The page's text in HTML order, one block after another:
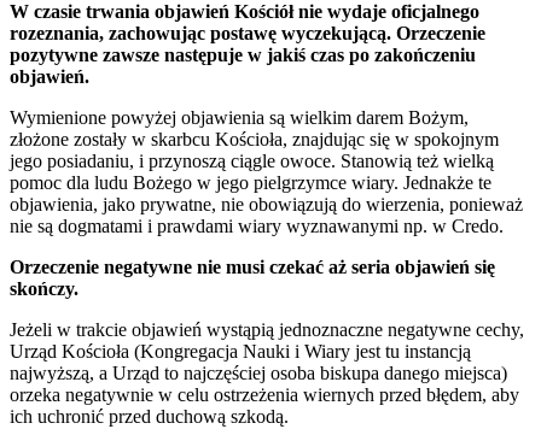
W czasie trwania objawień Kościół nie wydaje oficjalnego
rozeznania, zachowując postawę wyczekującą. Orzeczenie
pozytywne zawsze następuje w jakiś czas po zakończeniu
objawień.
Wymienione powyżej objawienia są wielkim darem Bożym,
złożone zostały w skarbcu Kościoła, znajdując się w spokojnym
jego posiadaniu, i przynoszą ciągle owoce. Stanowią też wielką
pomoc dla ludu Bożego w jego pielgrzymce wiary. Jednakże te
objawienia, jako prywatne, nie obowiązują do wierzenia, ponieważ
nie są dogmatami i prawdami wiary wyznawanymi np. w Credo.
Orzeczenie negatywne nie musi czekać aż seria objawień się
skończy.
Jeżeli w trakcie objawień wystąpią jednoznaczne negatywne cechy,
Urząd Kościoła (Kongregacja Nauki i Wiary jest tu instancją
najwyższą, a Urząd to najczęściej osoba biskupa danego miejsca)
orzeka negatywnie w celu ostrzeżenia wiernych przed błędem, aby
ich uchronić przed duchową szkodą.